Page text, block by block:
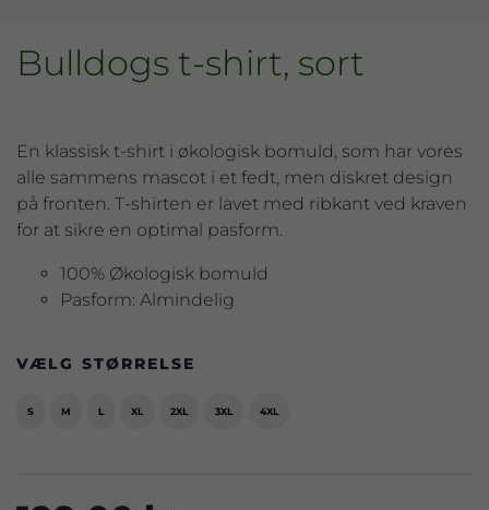
Bulldogs t-shirt, sort
En klassisk t-shirt i økologisk bomuld, som har vores
alle sammens mascot i et fedt, men diskret design
på fronten. T-shirten er lavet med ribkant ved kraven
for at sikre en optimal pasform.
100% Økologisk bomuld
Pasform: Almindelig
VÆLG STØRRELSE
S M L XL 2XL 3XL 4XL